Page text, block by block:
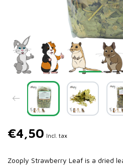
€4,50 Incl. tax
Zooply Strawberry Leaf is a dried